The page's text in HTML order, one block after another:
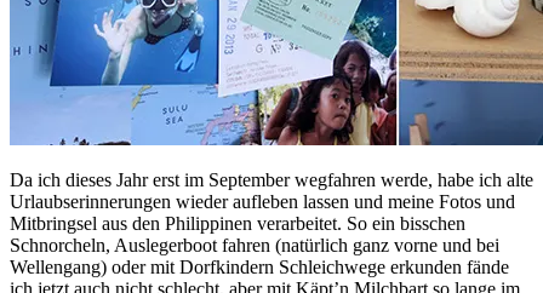
Da ich dieses Jahr erst im September wegfahren werde, habe ich alte
Urlaubserinnerungen wieder aufleben lassen und meine Fotos und
Mitbringsel aus den Philippinen verarbeitet. So ein bisschen
Schnorcheln, Auslegerboot fahren (natürlich ganz vorne und bei
Wellengang) oder mit Dorfkindern Schleichwege erkunden fände
ich jetzt auch nicht schlecht, aber mit Käpt’n Milchbart so lange im